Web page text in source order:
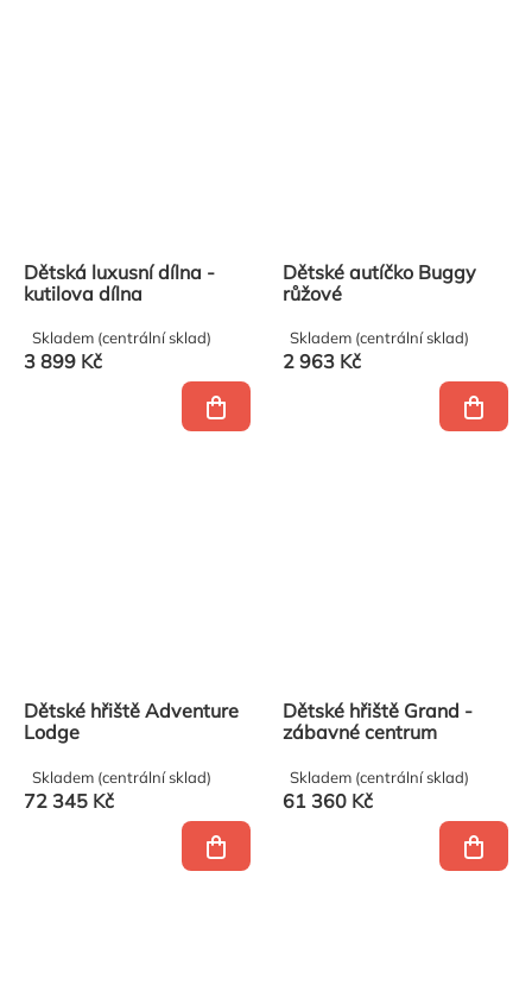
Dětská luxusní dílna -
kutilova dílna
3 899 Kč
Skladem (centrální sklad)
Dětské autíčko Buggy
růžové
2 963 Kč
Skladem (centrální sklad)
Dětské hřiště Adventure
Lodge
72 345 Kč
Skladem (centrální sklad)
Dětské hřiště Grand -
zábavné centrum
61 360 Kč
Skladem (centrální sklad)